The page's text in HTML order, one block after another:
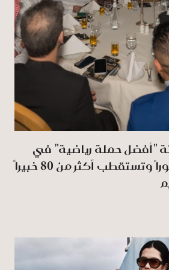
"أفضل حملة رياضية" في
نسختها الأكثر تطوراً وتستقطب أكثر من 80 خبيراً